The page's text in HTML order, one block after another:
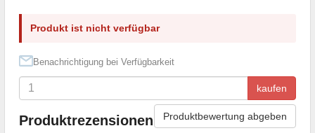
Produkt ist nicht verfügbar
Benachrichtigung bei Verfügbarkeit
kaufen
Produktrezensionen Produktbewertung abgeben